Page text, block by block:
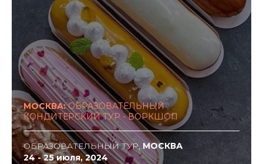
МОСКВА:ОБРАЗОВАТЕЛЬНЫЙ
КОНДИТЕРСКИЙ ТУР - ВОРКШОП
ОБРАЗОВАТЕЛЬНЫЙ ТУР,МОСКВА
24 - 25 июля, 2024